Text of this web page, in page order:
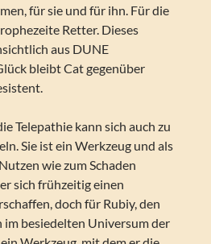
für sie und für ihn. Für die
Retter. Dieses
aus DUNE
bleibt Cat gegenüber
Telepathie kann sich auch zu
Sie ist ein Werkzeug und als
wie zum Schaden
sich frühzeitig einen
doch für Rubiy, den
im besiedelten Universum der